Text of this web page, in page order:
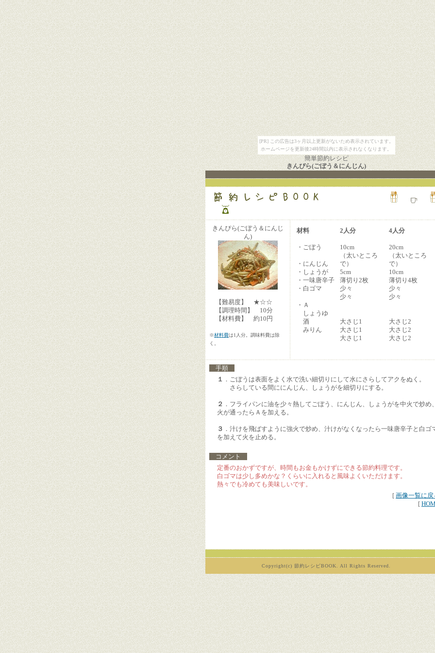
[PR] この広告は3ヶ月以上更新がないため表示されています。
ホームページを更新後24時間以内に表示されなくなります。
簡単節約レシピ
きんぴら(ごぼう＆にんじん)
きんぴら(ごぼう＆にんじ
ん)
【難易度】 ★☆☆
【調理時間】 10分
【材料費】 約10円
※材料費は1人分。調味料費は除
く。
材料
・ごぼう
・にんじん
・しょうが
・一味唐辛子
・白ゴマ
・Ａ
しょうゆ
酒
みりん
2人分
10cm
（太いところ
で）
5cm
薄切り2枚
少々
少々
大さじ1
大さじ1
大さじ1
4人分
20cm
（太いところ
で）
10cm
薄切り4枚
少々
少々
大さじ2
大さじ2
大さじ2
手順
１ ．ごぼうは表面をよく水で洗い細切りにして水にさらしてアクをぬく。
さらしている間ににんじん、しょうがを細切りにする。
２ ．フライパンに油を少々熱してごぼう、にんじん、しょうがを中火で炒め
火が通ったらＡを加える。
３ ．汁けを飛ばすように強火で炒め、汁けがなくなったら一味唐辛子と白ゴ
を加えて火を止める。
コメント
定番のおかずですが、時間もお金もかけずにできる節約料理です。
白ゴマは少し多めかな？くらいに入れると風味よくいただけます。
熱々でも冷めても美味しいです。
[ 画像一覧に戻
[
Copyright(c) 節約レシピBOOK. All Rights Reserved.